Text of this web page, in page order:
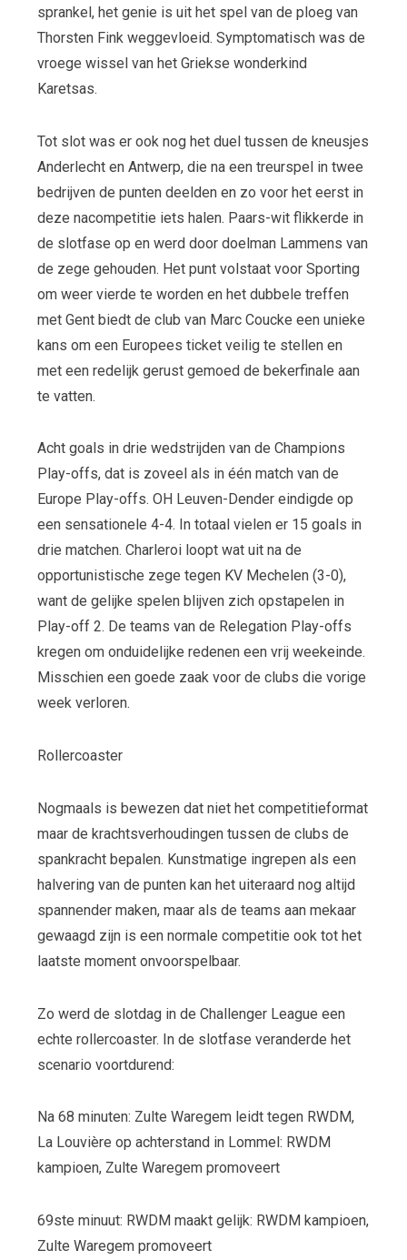
sprankel, het genie is uit het spel van de ploeg van
Thorsten Fink weggevloeid. Symptomatisch was de
vroege wissel van het Griekse wonderkind
Karetsas.
Tot slot was er ook nog het duel tussen de kneusjes
Anderlecht en Antwerp, die na een treurspel in twee
bedrijven de punten deelden en zo voor het eerst in
deze nacompetitie iets halen. Paars-wit flikkerde in
de slotfase op en werd door doelman Lammens van
de zege gehouden. Het punt volstaat voor Sporting
om weer vierde te worden en het dubbele treffen
met Gent biedt de club van Marc Coucke een unieke
kans om een Europees ticket veilig te stellen en
met een redelijk gerust gemoed de bekerfinale aan
te vatten.
Acht goals in drie wedstrijden van de Champions
Play-offs, dat is zoveel als in één match van de
Europe Play-offs. OH Leuven-Dender eindigde op
een sensationele 4-4. In totaal vielen er 15 goals in
drie matchen. Charleroi loopt wat uit na de
opportunistische zege tegen KV Mechelen (3-0),
want de gelijke spelen blijven zich opstapelen in
Play-off 2. De teams van de Relegation Play-offs
kregen om onduidelijke redenen een vrij weekeinde.
Misschien een goede zaak voor de clubs die vorige
week verloren.
Rollercoaster
Nogmaals is bewezen dat niet het competitieformat
maar de krachtsverhoudingen tussen de clubs de
spankracht bepalen. Kunstmatige ingrepen als een
halvering van de punten kan het uiteraard nog altijd
spannender maken, maar als de teams aan mekaar
gewaagd zijn is een normale competitie ook tot het
laatste moment onvoorspelbaar.
Zo werd de slotdag in de Challenger League een
echte rollercoaster. In de slotfase veranderde het
scenario voortdurend:
Na 68 minuten: Zulte Waregem leidt tegen RWDM,
La Louvière op achterstand in Lommel: RWDM
kampioen, Zulte Waregem promoveert
69ste minuut: RWDM maakt gelijk: RWDM kampioen,
Zulte Waregem promoveert